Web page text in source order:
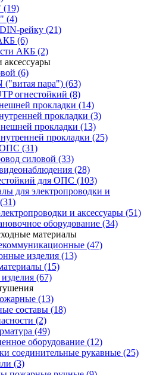
(19)
(4)
рейку (21)
(6)
АКБ (2)
аксессуары
(6)
("витая пара") (63)
огнестойкий (8)
прокладки (14)
прокладки (3)
прокладки (13)
прокладки (25)
ОПС (31)
силовой (33)
(28)
для ОПС (103)
для электропроводки и
(31)
и аксессуары (51)
оборудование (34)
материалы
(47)
изделия (13)
(15)
(67)
(13)
составы (18)
(2)
(49)
оборудование (12)
соединительные рукавные (25)
(3)